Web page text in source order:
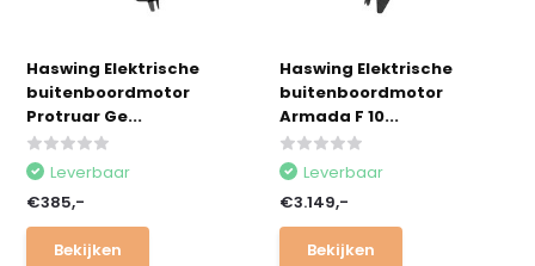
Haswing Elektrische
buitenboordmotor
Protruar Ge...
Leverbaar
€385,-
Bekijken
Haswing Elektrische
buitenboordmotor
Armada F 10...
Leverbaar
€3.149,-
Bekijken